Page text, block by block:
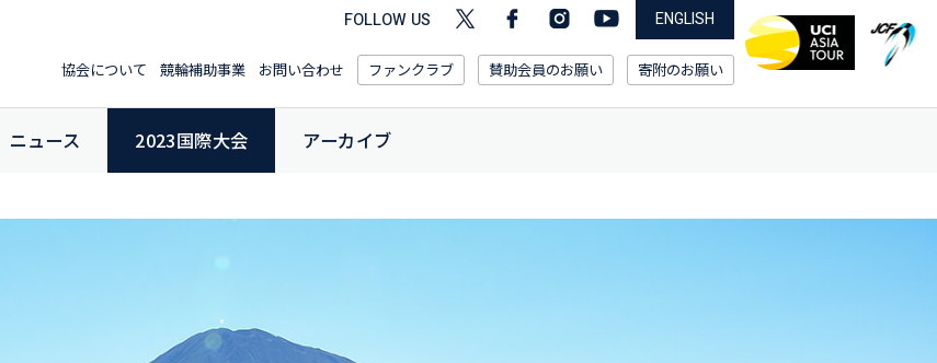
FOLLOW US ENGLISH
協会について 競輪補助事業 お問い合わせ ファンクラブ 賛助会員のお願い 寄附のお願い
ニュース 2023国際大会 アーカイブ